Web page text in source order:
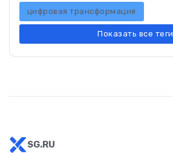
цифровая трансформация
Показать все теги
SG.RU